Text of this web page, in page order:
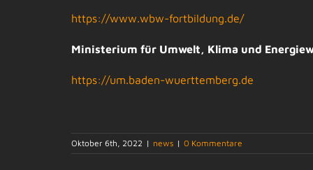
https://www.wbw-fortbildung.de/
Ministerium für Umwelt, Klima und
https://um.baden-wuerttemberg.de
Oktober 6th, 2022 | news | 0 Kommentare